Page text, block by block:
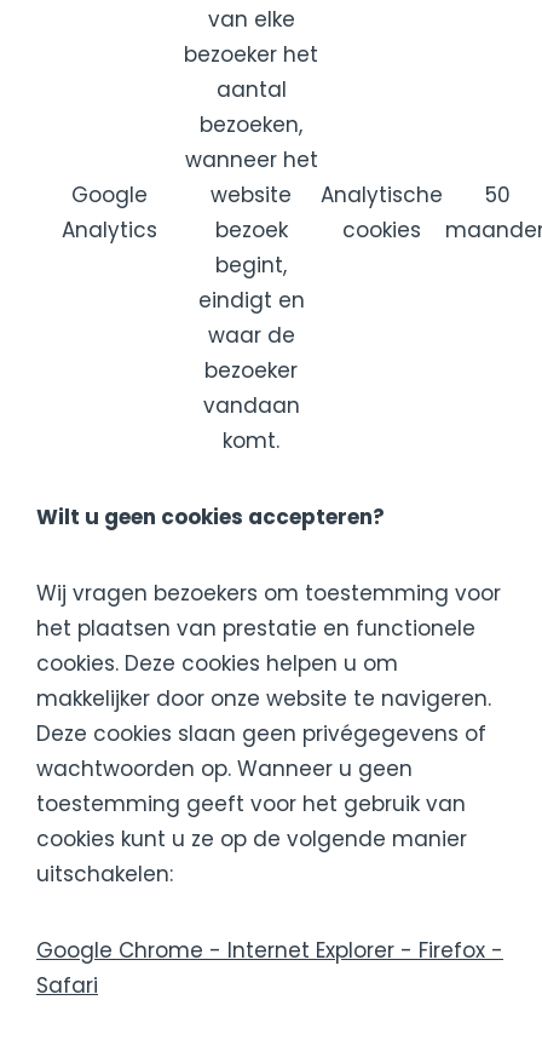
Google
Analytics
van elke
bezoeker het
aantal
bezoeken,
wanneer het
website
bezoek
begint,
eindigt en
waar de
bezoeker
vandaan
komt.
Analytische
cookies
50
Wilt u geen cookies accepteren?
Wij vragen bezoekers om toestemming voor
het plaatsen van prestatie en functionele
cookies. Deze cookies helpen u om
makkelijker door onze website te navigeren.
Deze cookies slaan geen privégegevens of
wachtwoorden op. Wanneer u geen
toestemming geeft voor het gebruik van
cookies kunt u ze op de volgende manier
uitschakelen:
Google Chrome - Internet Explorer - Firefox -
Safari